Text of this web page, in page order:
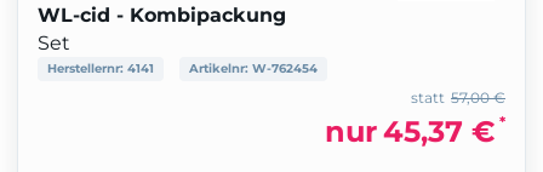
WL-cid - Kombipackung
Set
Herstellernr: 4141 Artikelnr: W-762454
57,00 €
statt
nur45,37 € *